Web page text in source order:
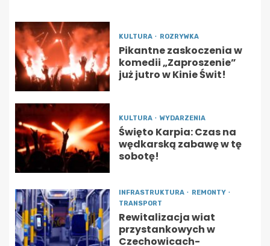
KULTURA ROZRYWKA
Pikantne zaskoczenia w
komedii „Zaproszenie”
już jutro w Kinie Świt!
KULTURA WYDARZENIA
Święto Karpia: Czas na
wędkarską zabawę w tę
sobotę!
INFRASTRUKTURA
REMONTY
TRANSPORT
Rewitalizacja wiat
przystankowych w
Czechowicach-